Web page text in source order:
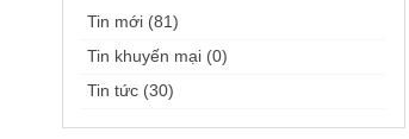
Tin mới (81)
Tin khuyến mại (0)
Tin tức (30)